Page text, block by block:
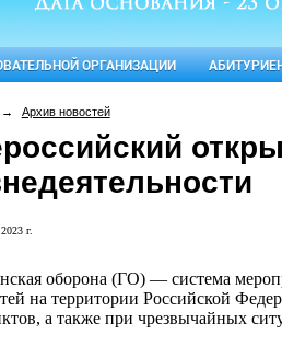
ОРГАНИЗАЦИИ
→ Архив новостей
г.
оборона (ГО) — система
на территории Российской
а также при чрезвычайных